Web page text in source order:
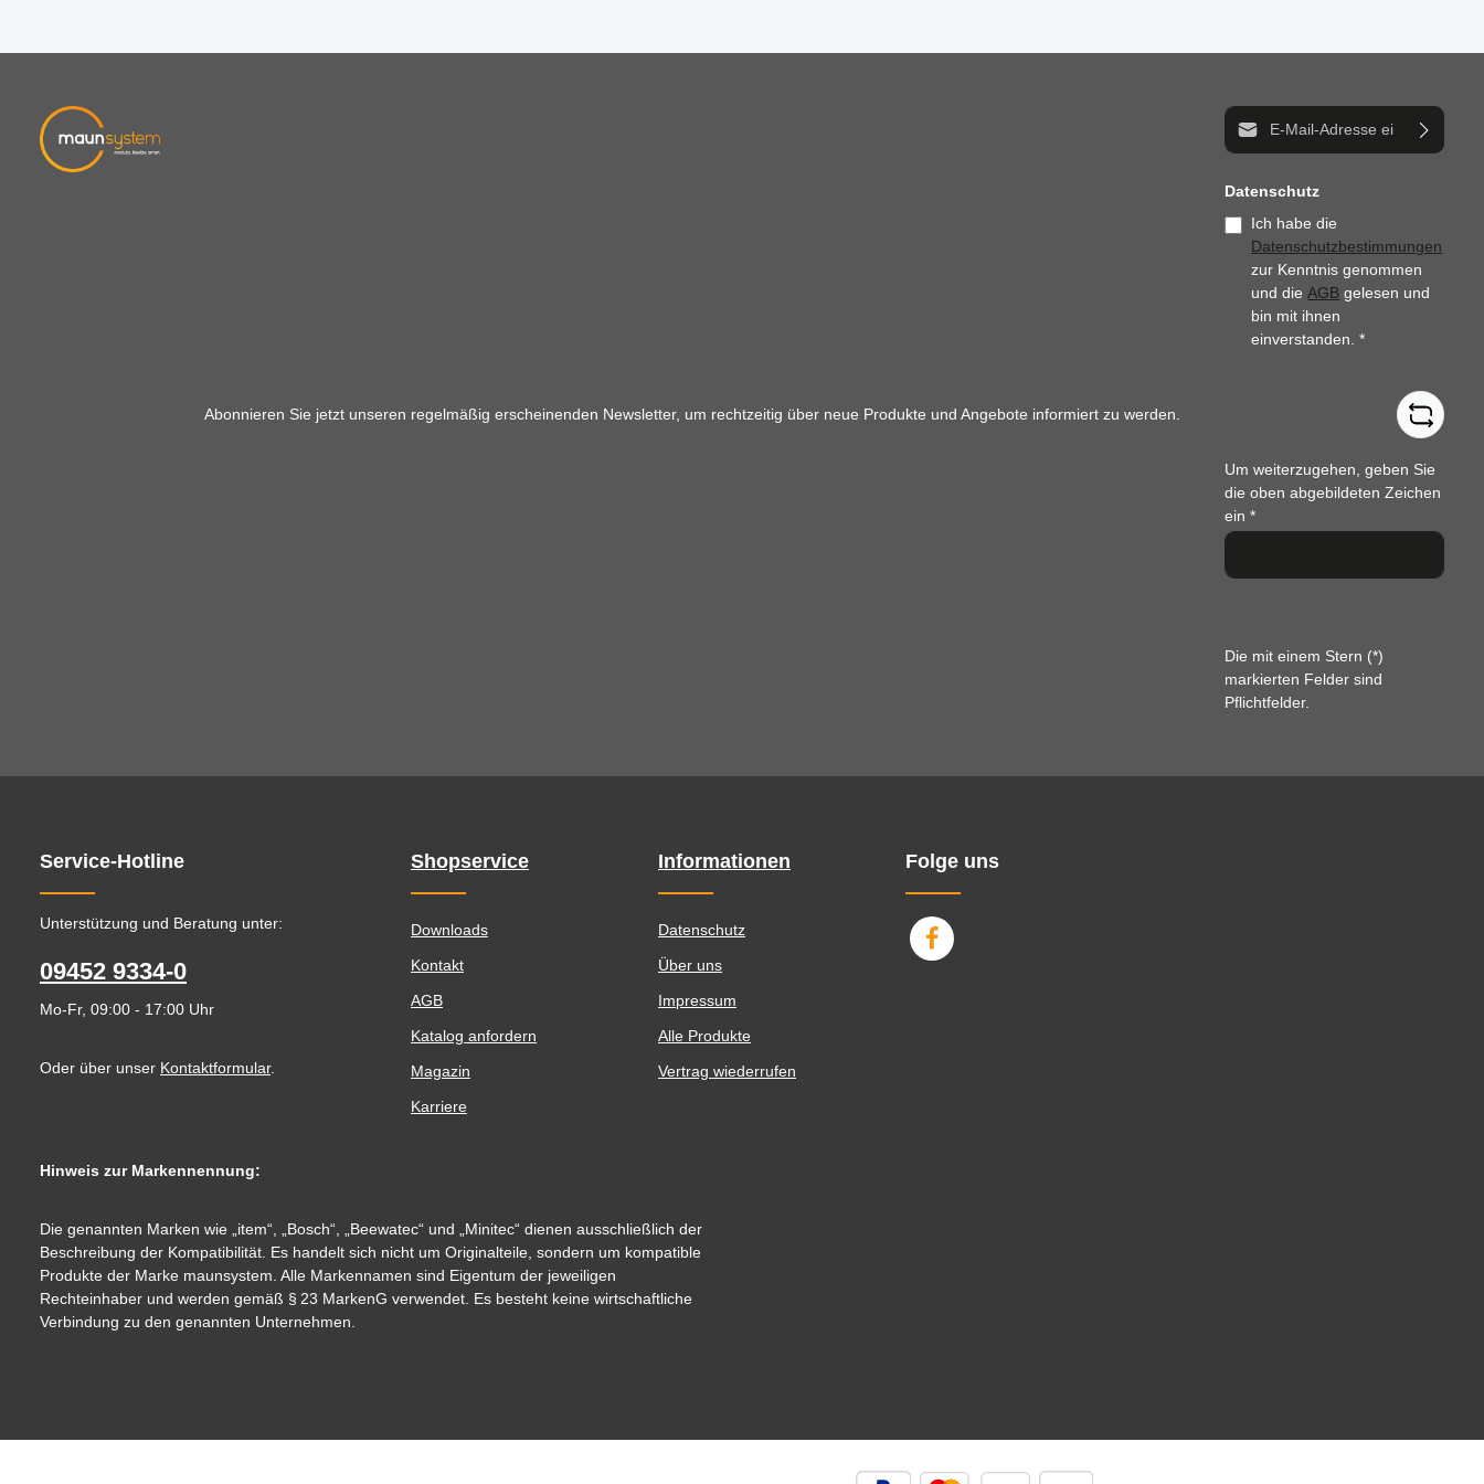
Abonnieren Sie jetzt unseren regelmäßig erscheinenden Newsletter, um rechtzeitig über neue Produkte und Angebote informiert zu werden.
E-Mail-Adresse*
Datenschutz
Ich habe die
Datenschutzbestimmungen
zur Kenntnis genommen
und dieAGB gelesen und
bin mit ihnen
einverstanden.*
Um weiterzugehen, geben Sie
die oben abgebildeten Zeichen
ein*
Die mit einem Stern (*)
markierten Felder sind
Pflichtfelder.
Service-Hotline
Unterstützung und Beratung unter:
09452 9334-0
Mo-Fr, 09:00 - 17:00 Uhr
Oder über unser Kontaktformular.
Shopservice
Downloads
Kontakt
AGB
Katalog anfordern
Magazin
Karriere
Informationen
Datenschutz
Über uns
Impressum
Alle Produkte
Vertrag wiederrufen
Folge uns
Hinweis zur Markennennung:
Die genannten Marken wie „item“, „Bosch“, „Beewatec“ und „Minitec“ dienen ausschließlich der
Beschreibung der Kompatibilität. Es handelt sich nicht um Originalteile, sondern um kompatible
Produkte der Marke maunsystem. Alle Markennamen sind Eigentum der jeweiligen
Rechteinhaber und werden gemäß § 23 MarkenG verwendet. Es besteht keine wirtschaftliche
Verbindung zu den genannten Unternehmen.